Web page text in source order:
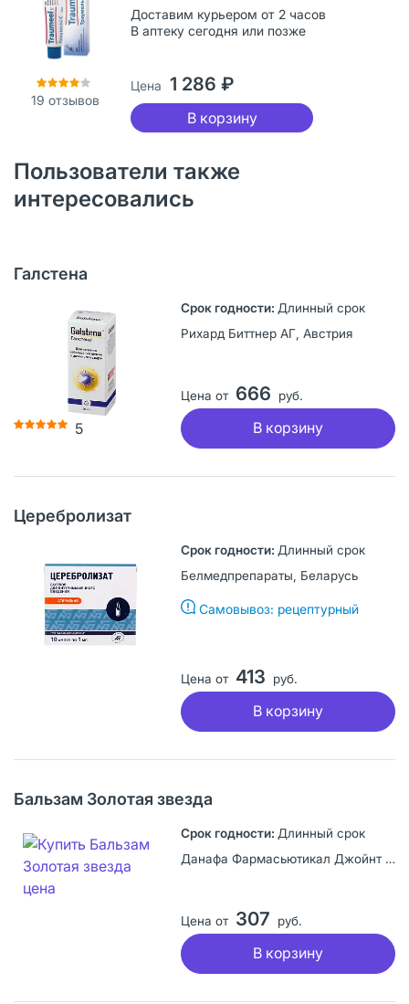
19 отзывов
Доставим курьером от 2 часов
В аптеку сегодня или позже
Цена 1 286 ₽
В корзину
Пользователи также
интересовались
Галстена
5
Длинный срок
Рихард Биттнер АГ, Австрия
Цена от 666 руб.
В корзину
Церебролизат
Длинный срок
Белмедпрепараты, Беларусь
Самовывоз: рецептурный
Цена от 413 руб.
В корзину
Бальзам Золотая звезда
Длинный срок
Данафа Фармасьютикал Джойнт Сток Компани, Вьетнам
Цена от 307 руб.
В корзину